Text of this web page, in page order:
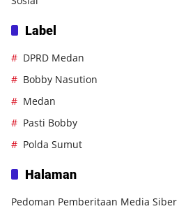
Label
DPRD Medan
Bobby Nasution
Medan
Pasti Bobby
Polda Sumut
Halaman
Pedoman Pemberitaan Media Siber